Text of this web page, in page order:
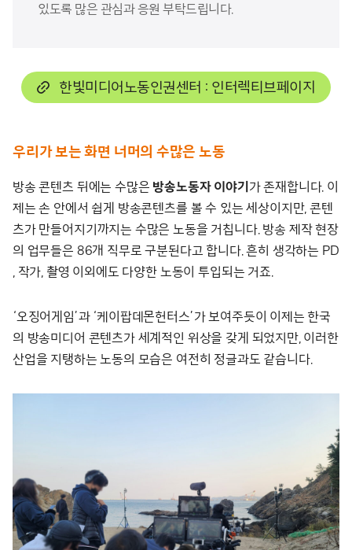
있도록 많은 관심과 응원 부탁드립니다.
한빛미디어노동인권센터 : 인터렉티브페이지
우리가 보는 화면 너머의 수많은 노동
방송 콘텐츠 뒤에는 수많은 방송노동자 이야기 가 존재합니다. 이
제는 손 안에서 쉽게 방송콘텐츠를 볼 수 있는 세상이지만, 콘텐
츠가 만들어지기까지는 수많은 노동을 거칩니다. 방송 제작 현장
의 업무들은 86개 직무로 구분된다고 합니다. 흔히 생각하는 PD
, 작가, 촬영 이외에도 다양한 노동이 투입되는 거죠.
‘오징어게임’과 ‘케이팝데몬헌터스’가 보여주듯이 이제는 한국
의 방송미디어 콘텐츠가 세계적인 위상을 갖게 되었지만, 이러한
산업을 지탱하는 노동의 모습은 여전히 정글과도 같습니다.